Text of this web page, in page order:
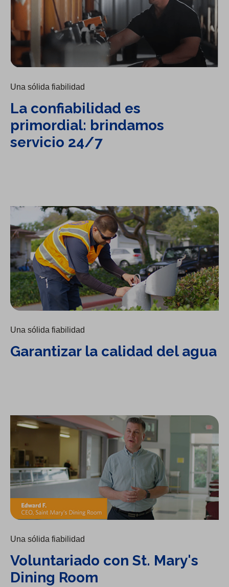
Una sólida fiabilidad
La confiabilidad es
primordial: brindamos
servicio 24/7
Garantizar la calidad del agua
Una sólida fiabilidad
Garantizar la calidad del agua
Voluntariado con St. Mary's Dining Room
Una sólida fiabilidad
Voluntariado con St. Mary's
Dining Room